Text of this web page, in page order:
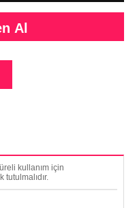
kullanım için